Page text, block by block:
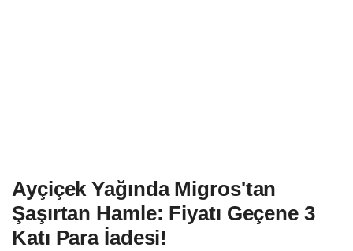
Ayçiçek Yağında Migros'tan
Şaşırtan Hamle: Fiyatı Geçene 3
Katı Para İadesi!